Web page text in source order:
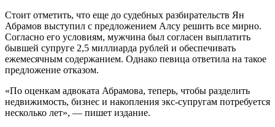
Стоит отметить, что еще до судебных разбирательств Ян
Абрамов выступил с предложением Алсу решить все мирно.
Согласно его условиям, мужчина был согласен выплатить
бывшей супруге 2,5 миллиарда рублей и обеспечивать
ежемесячным содержанием. Однако певица ответила на такое
предложение отказом.
«По оценкам адвоката Абрамова, теперь, чтобы разделить
недвижимость, бизнес и накопления экс-супругам потребуется
несколько лет», — пишет издание.